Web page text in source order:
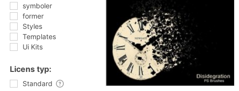
symboler
former
Styles
Templates
Ui Kits
Licens typ:
Standard